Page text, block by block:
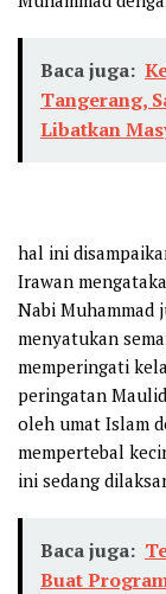
Baca juga:
Tangerang,
Libatkan
hal ini
Irawan
Nabi Muhammad
menyatukan
memperingati
peringatan
oleh umat Islam
mempertebal
ini sedang
Baca juga:
Buat